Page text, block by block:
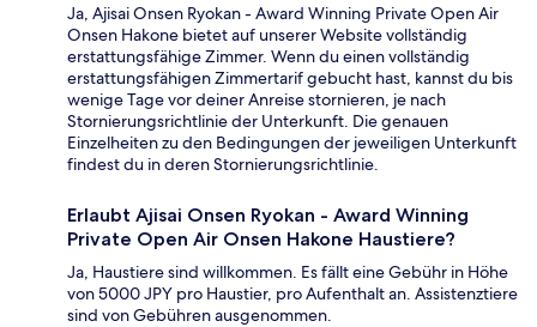
Ja, Ajisai Onsen Ryokan - Award Winning Private Open Air
Onsen Hakone bietet auf unserer Website vollständig
erstattungsfähige Zimmer. Wenn du einen vollständig
erstattungsfähigen Zimmertarif gebucht hast, kannst du bis
wenige Tage vor deiner Anreise stornieren, je nach
Stornierungsrichtlinie der Unterkunft. Die genauen
Einzelheiten zu den Bedingungen der jeweiligen Unterkunft
findest du in deren Stornierungsrichtlinie.
Erlaubt Ajisai Onsen Ryokan - Award Winning
Private Open Air Onsen Hakone Haustiere?
Ja, Haustiere sind willkommen. Es fällt eine Gebühr in Höhe
von 5000 JPY pro Haustier, pro Aufenthalt an. Assistenztiere
sind von Gebühren ausgenommen.